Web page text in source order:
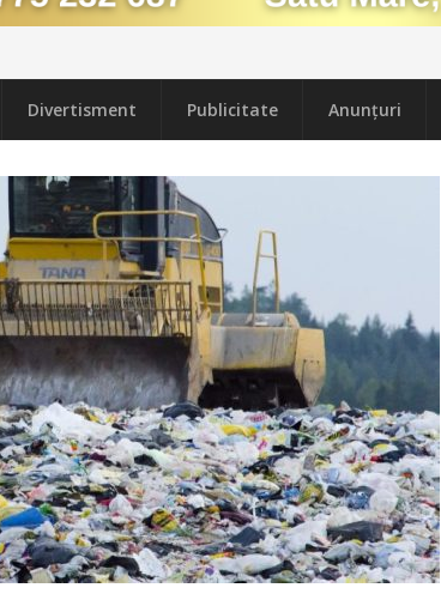
Divertisment Publicitate Anunțuri